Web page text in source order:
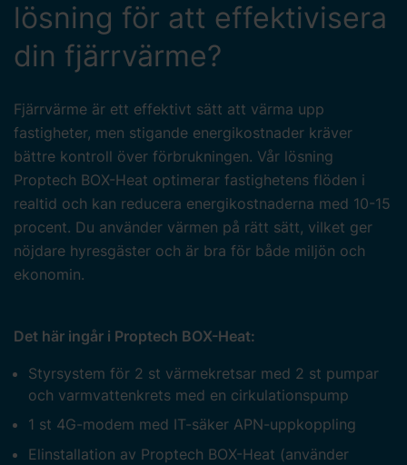
lösning för att effektivisera
din fjärrvärme?
Fjärrvärme är ett effektivt sätt att värma upp
fastigheter, men stigande energikostnader kräver
bättre kontroll över förbrukningen. Vår lösning
Proptech BOX-Heat optimerar fastighetens flöden i
realtid och kan reducera energikostnaderna med 10-15
procent. Du använder värmen på rätt sätt, vilket ger
nöjdare hyresgäster och är bra för både miljön och
ekonomin.
Det här ingår i Proptech BOX-Heat:
Styrsystem för 2 st värmekretsar med 2 st pumpar
och varmvattenkrets med en cirkulationspump
1 st 4G-modem med IT-säker APN-uppkoppling
Elinstallation av Proptech BOX-Heat (använder